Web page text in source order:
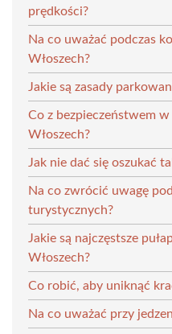
prędkości?
Na co uważać podczas
Włoszech?
Jakie są zasady
Co z bezpieczeństwem
Włoszech?
Jak nie dać się oszukać
Na co zwrócić uwagę
turystycznych?
Jakie są najczęstsze
Włoszech?
Co robić, aby uniknąć
Na co uważać przy